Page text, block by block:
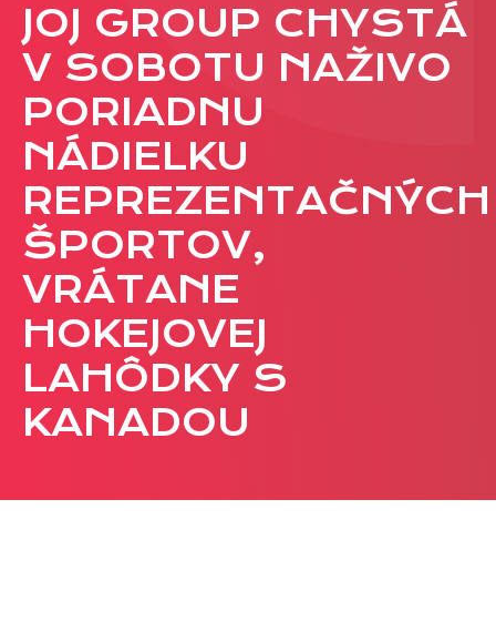
REKLAMA
Viac o reklamných formátoch
Obchodné podmienky
Prezentácia 2026
CASE STUDIES
O NÁS
Tím
Kariéra
PRESS
B2B Rozhovory
JOJ GROUP CHYSTÁ
V SOBOTU NAŽIVO
PORIADNU
NÁDIELKU
REPREZENTAČNÝCH
ŠPORTOV,
VRÁTANE
HOKEJOVEJ
LAHÔDKY S
KANADOU